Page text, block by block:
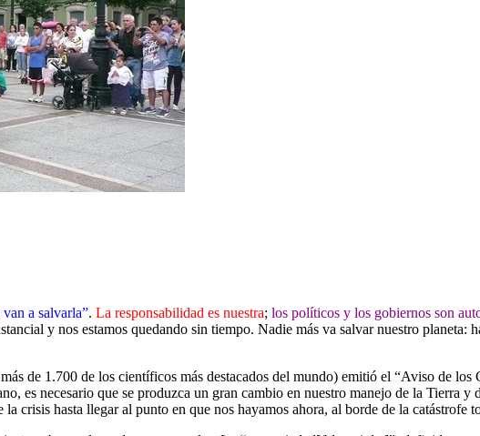
a salvarla”. La responsabilidad es nuestra; los políticos y los gobiernos son
y nos estamos quedando sin tiempo. Nadie más va salvar nuestro
de 1.700 de los científicos más destacados del mundo) emitió el “Aviso de
es necesario que se produzca un gran cambio en nuestro manejo de la Tierra y
crisis hasta llegar al punto en que nos hayamos ahora, al borde de la catástrofe